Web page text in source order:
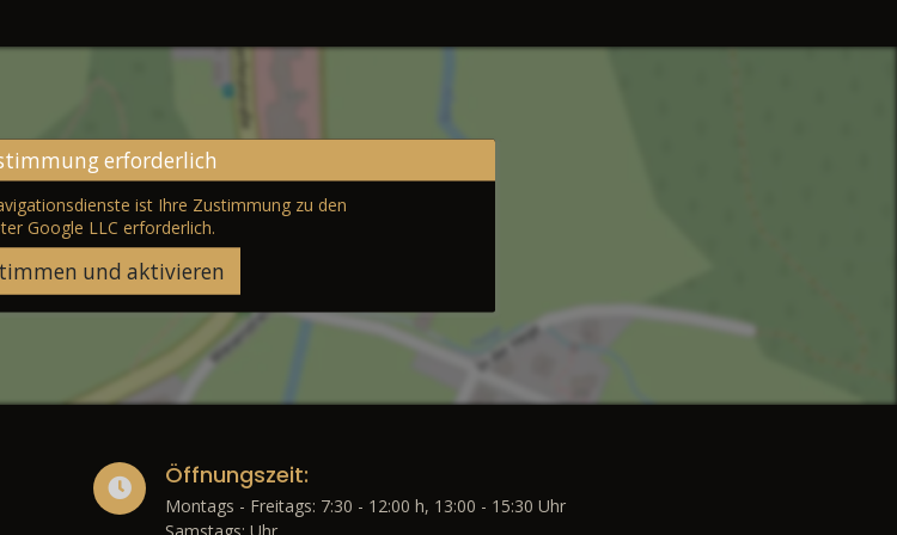
erforderlich
ist Ihre Zustimmung zu den
Google LLC erforderlich.
und aktivieren
Öffnungszeit:
Montags - Freitags: 7:30 - 12:00 h, 13:00 - 15:30 Uhr